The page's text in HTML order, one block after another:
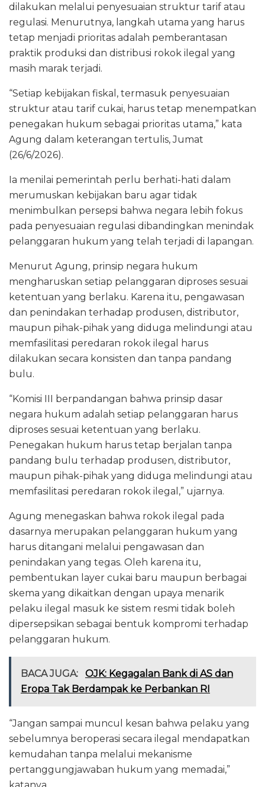
dilakukan melalui penyesuaian struktur tarif atau
regulasi. Menurutnya, langkah utama yang harus
tetap menjadi prioritas adalah pemberantasan
praktik produksi dan distribusi rokok ilegal yang
masih marak terjadi.
“Setiap kebijakan fiskal, termasuk penyesuaian
struktur atau tarif cukai, harus tetap menempatkan
penegakan hukum sebagai prioritas utama,” kata
Agung dalam keterangan tertulis, Jumat
(26/6/2026).
Ia menilai pemerintah perlu berhati-hati dalam
merumuskan kebijakan baru agar tidak
menimbulkan persepsi bahwa negara lebih fokus
pada penyesuaian regulasi dibandingkan menindak
pelanggaran hukum yang telah terjadi di lapangan.
Menurut Agung, prinsip negara hukum
mengharuskan setiap pelanggaran diproses sesuai
ketentuan yang berlaku. Karena itu, pengawasan
dan penindakan terhadap produsen, distributor,
maupun pihak-pihak yang diduga melindungi atau
memfasilitasi peredaran rokok ilegal harus
dilakukan secara konsisten dan tanpa pandang
bulu.
“Komisi III berpandangan bahwa prinsip dasar
negara hukum adalah setiap pelanggaran harus
diproses sesuai ketentuan yang berlaku.
Penegakan hukum harus tetap berjalan tanpa
pandang bulu terhadap produsen, distributor,
maupun pihak-pihak yang diduga melindungi atau
memfasilitasi peredaran rokok ilegal,” ujarnya.
Agung menegaskan bahwa rokok ilegal pada
dasarnya merupakan pelanggaran hukum yang
harus ditangani melalui pengawasan dan
penindakan yang tegas. Oleh karena itu,
pembentukan layer cukai baru maupun berbagai
skema yang dikaitkan dengan upaya menarik
pelaku ilegal masuk ke sistem resmi tidak boleh
dipersepsikan sebagai bentuk kompromi terhadap
pelanggaran hukum.
BACA JUGA:
OJK: Kegagalan Bank di AS dan
Eropa Tak Berdampak ke Perbankan RI
“Jangan sampai muncul kesan bahwa pelaku yang
sebelumnya beroperasi secara ilegal mendapatkan
kemudahan tanpa melalui mekanisme
pertanggungjawaban hukum yang memadai,”